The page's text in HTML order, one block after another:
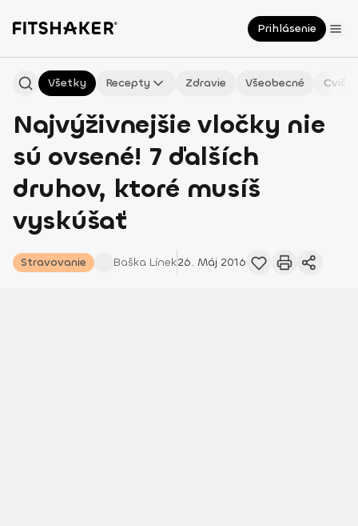
Prihlásenie
Všetky Recepty Zdravie Všeobecné
Najvýživnejšie vločky nie
sú ovsené! 7 ďalších
druhov, ktoré musíš
vyskúšať
Stravovanie Baška Línek26. Máj 2016